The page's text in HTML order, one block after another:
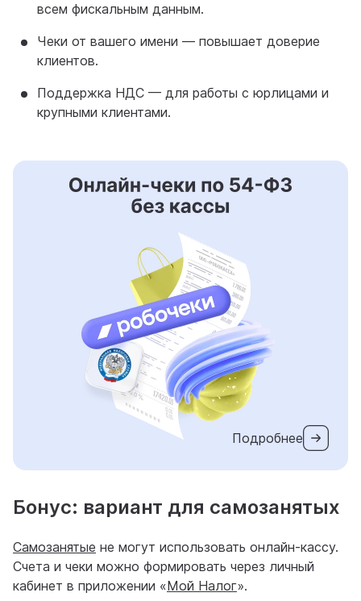
всем фискальным данным.
Чеки от вашего имени — повышает доверие
клиентов.
Поддержка НДС — для работы с юрлицами и
крупными клиентами.
Подробнее
Бонус: вариант для самозанятых
Самозанятые не могут использовать онлайн-кассу.
Счета и чеки можно формировать через личный
кабинет в приложении «Мой Налог».